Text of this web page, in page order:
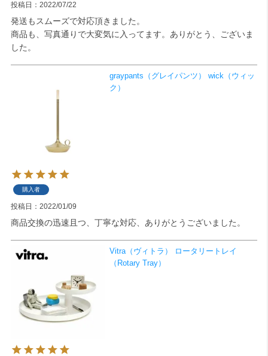
投稿日 2022/07/22
発送もスムーズで対応頂きました。
商品も、写真通りで大変気に入ってます。ありがとう、ございま
した。
graypants（グレイパンツ） wick（ウィッ
ク）
購入者
投稿日 2022/01/09
商品交換の迅速且つ、丁寧な対応、ありがとうございました。
Vitra（ヴィトラ） ロータリートレイ
（Rotary Tray）